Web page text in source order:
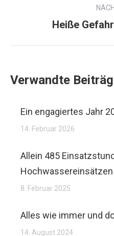
Heiße
Verwandte
Ein engagiertes Jahr
14. Februar 2026
Allein 485
Hochwassereinsätzen
8. Februar 2025
Alles wie immer und
14. August 2024